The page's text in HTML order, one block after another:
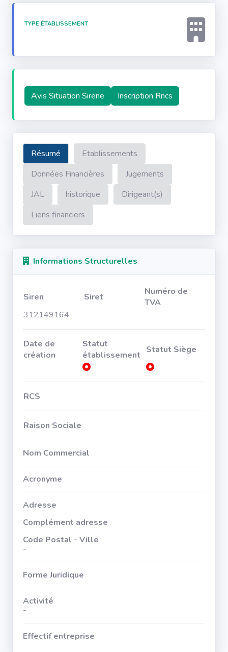
TYPE ÉTABLISSEMENT
Avis Situation Sirene Inscription Rncs
Résumé
Etablissements
Données Financières
Jugements
JAL
historique
Dirigeant(s)
Liens financiers
Informations Structurelles
Siren Siret
Numéro de
TVA
312149164
Date de
création
Statut
établissement Statut Siège
RCS
Raison Sociale
Nom Commercial
Acronyme
Adresse
Complément adresse
Code Postal - Ville
-
Forme Juridique
Activité
-
Effectif entreprise